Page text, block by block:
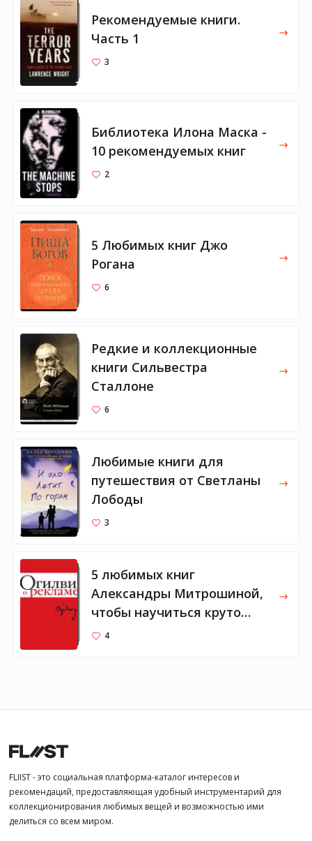
Рекомендуемые книги.
Часть 1
3
Библиотека Илона Маска -
10 рекомендуемых книг
2
5 Любимых книг Джо
Рогана
6
Редкие и коллекционные
книги Сильвестра
Сталлоне
6
Любимые книги для
путешествия от Светланы
Лободы
3
5 любимых книг
Александры Митрошиной,
чтобы научиться круто
писать
4
FLIIST - это социальная платформа-каталог интересов и
рекомендаций, предоставляющая удобный инструментарий для
коллекционирования любимых вещей и возможностью ими
делиться со всем миром.